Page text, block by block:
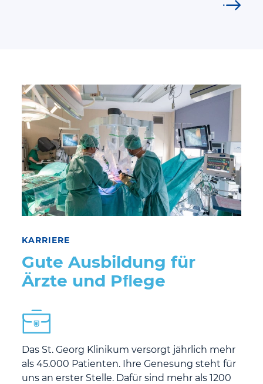
KARRIERE
Gute Ausbildung für
Ärzte und Pﬂege
Das St. Georg Klinikum versorgt jährlich mehr
als 45.000 Patienten. Ihre Genesung steht für
uns an erster Stelle. Dafür sind mehr als 1200